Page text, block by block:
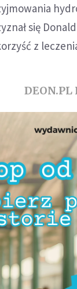
się
z
DEON.PL